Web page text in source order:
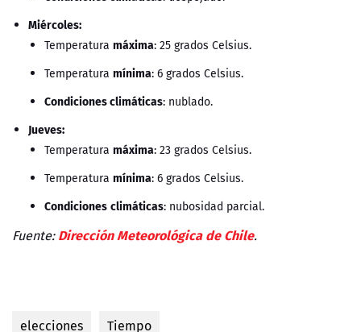
Miércoles:
Temperatura máxima: 25 grados Celsius.
Temperatura mínima: 6 grados Celsius.
Condiciones climáticas: nublado.
Jueves:
Temperatura máxima: 23 grados Celsius.
Temperatura mínima: 6 grados Celsius.
Condicionesclimáticas: nubosidad parcial.
Fuente: Dirección Meteorológica de Chile.
elecciones Tiempo